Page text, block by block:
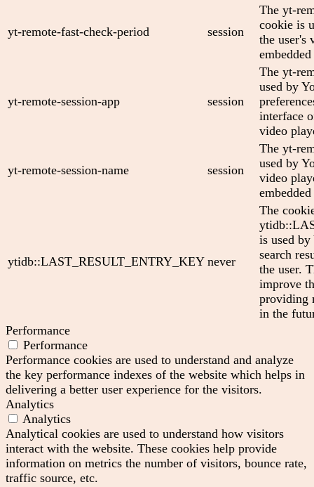
yt-remote-fast-check-period session
The yt-
cookie is
the user's
yt-remote-session-app session
The yt-
used by
interface
video
yt-remote-session-name session
The yt-
used by
video
ytidb::LAST_RESULT_ENTRY_KEY never
The
is used by
search
the user.
improve
providing
in the
Performance
Performance
Performance cookies are used to understand and analyze
the key performance indexes of the website which helps in
delivering a better user experience for the visitors.
Analytics
Analytics
Analytical cookies are used to understand how visitors
interact with the website. These cookies help provide
information on metrics the number of visitors, bounce rate,
traffic source, etc.